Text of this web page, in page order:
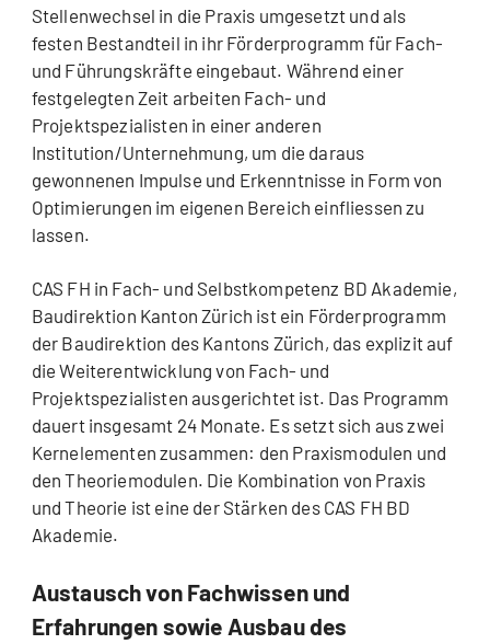
Stellenwechsel in die Praxis umgesetzt und als
festen Bestandteil in ihr Förderprogramm für Fach-
und Führungskräfte eingebaut. Während einer
festgelegten Zeit arbeiten Fach- und
Projektspezialisten in einer anderen
Institution/Unternehmung, um die daraus
gewonnenen Impulse und Erkenntnisse in Form von
Optimierungen im eigenen Bereich einfliessen zu
lassen.
CAS FH in Fach- und Selbstkompetenz BD Akademie,
Baudirektion Kanton Zürich ist ein Förderprogramm
der Baudirektion des Kantons Zürich, das explizit auf
die Weiterentwicklung von Fach- und
Projektspezialisten ausgerichtet ist. Das Programm
dauert insgesamt 24 Monate. Es setzt sich aus zwei
Kernelementen zusammen: den Praxismodulen und
den Theoriemodulen. Die Kombination von Praxis
und Theorie ist eine der Stärken des CAS FH BD
Akademie.
Austausch von Fachwissen und
Erfahrungen sowie Ausbau des